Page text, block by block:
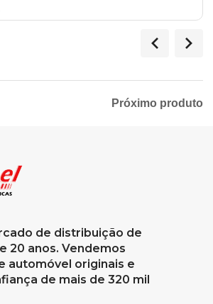
Próximo produto
de distribuição de
20 anos. Vendemos
automóvel originais e
de mais de 320 mil